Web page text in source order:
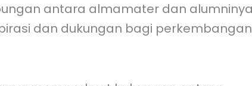
antara almamater dan
dan dukungan bagi perkembangan